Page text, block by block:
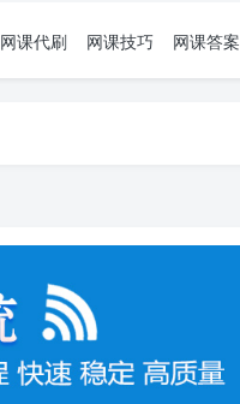
网课代刷 网课技巧 网课答案